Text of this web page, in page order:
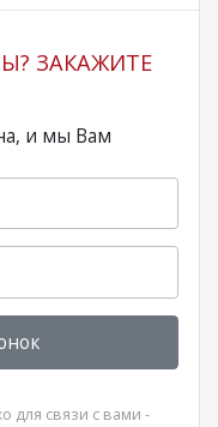
ЗАКАЖИТЕ
и мы Вам
для связи с вами -